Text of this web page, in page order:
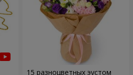
15 разноцветных эустом